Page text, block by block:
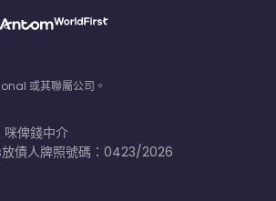
或其聯屬公司。
咪俾錢中介
債人牌照號碼：0423/2026